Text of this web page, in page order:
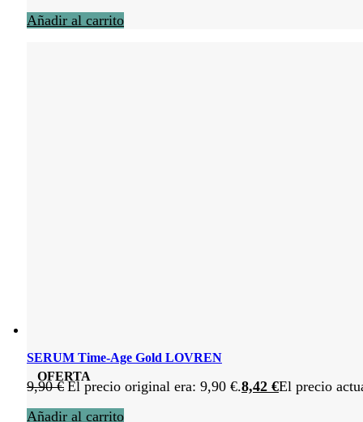
Añadir al carrito
OFERTA
SERUM Time-Age Gold LOVREN
9,90€ El precio original era: 9,90 €.8,42 €El precio
Añadir al carrito